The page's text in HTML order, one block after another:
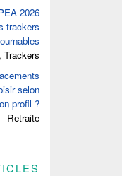
2026
trackers
Trackers
selon
profil ?
Retraite